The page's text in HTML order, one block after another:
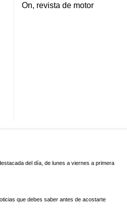
On, revista de motor
del día, de lunes a viernes a primera
que debes saber antes de acostarte